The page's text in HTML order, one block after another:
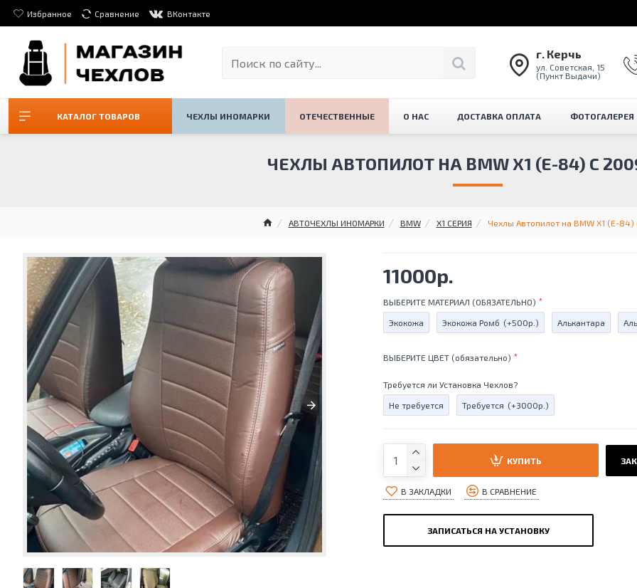
Избранное Сравнение ВКонтакте
г. Керчь
ул. Советская, 15
(Пункт Выдачи)
КАТАЛОГ ТОВАРОВ ЧЕХЛЫ ИНОМАРКИ ОТЕЧЕСТВЕННЫЕ О НАС ДОСТАВКА ОПЛАТА ФОТОГАЛЕРЕЯ
АВТОЧЕХЛЫ ИНОМАРКИ BMW X1 СЕРИЯ Чехлы Автопилот на BMW X1 (E-84)
ЧЕХЛЫ АВТОПИЛОТ НА BMW X1 (E-84) С
11000р.
ВЫБЕРИТЕ МАТЕРИАЛ (ОБЯЗАТЕЛЬНО)
Экокожа Экокожа Ромб (+500р.) Алькантара
ВЫБЕРИТЕ ЦВЕТ (обязательно)
Требуется ли Установка Чехлов?
Не требуется Требуется (+3000р.)
КУПИТЬ
В ЗАКЛАДКИ В СРАВНЕНИЕ
ЗАПИСАТЬСЯ НА УСТАНОВКУ